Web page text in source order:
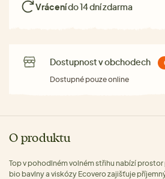
Vrácenído 14 dní zdarma
Dostupnost v obchodech
Dostupné pouze online
O produktu
Top v pohodlném volném střihu nabízí
bio bavlny a viskózy Ecovero zajišťuje